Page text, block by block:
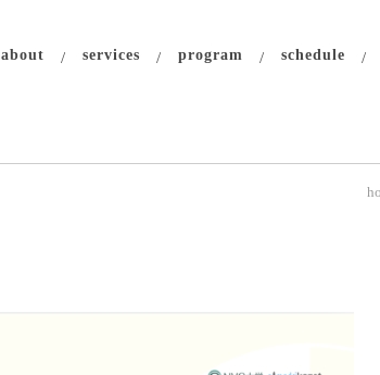
about services program schedule